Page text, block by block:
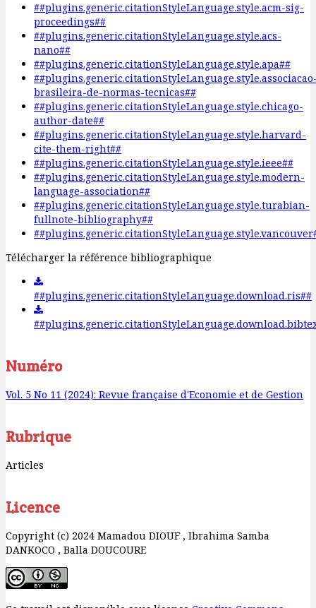
##plugins.generic.citationStyleLanguage.style.acm-sig-
proceedings##
##plugins.generic.citationStyleLanguage.style.acs-
nano##
##plugins.generic.citationStyleLanguage.style.apa##
brasileira-de-normas-tecnicas##
##plugins.generic.citationStyleLanguage.style.chicago-
author-date##
##plugins.generic.citationStyleLanguage.style.harvard-
cite-them-right##
##plugins.generic.citationStyleLanguage.style.ieee##
##plugins.generic.citationStyleLanguage.style.modern-
language-association##
##plugins.generic.citationStyleLanguage.style.turabian-
fullnote-bibliography##
Télécharger la référence bibliographique
##plugins.generic.citationStyleLanguage.download.ris##
Numéro
Vol. 5 No 11 (2024): Revue française d'Economie et de Gestion
Rubrique
Articles
Licence
Copyright (c) 2024 Mamadou DIOUF , Ibrahima Samba
DANKOCO , Balla DOUCOURE